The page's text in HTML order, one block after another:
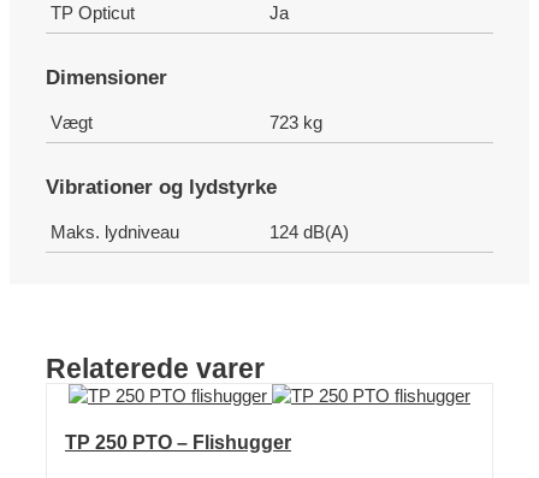
TP Opticut
Ja
Dimensioner
Vægt 723 kg
Vibrationer og lydstyrke
Maks. lydniveau 124 dB(A)
Relaterede varer
TP 250 PTO – Flishugger